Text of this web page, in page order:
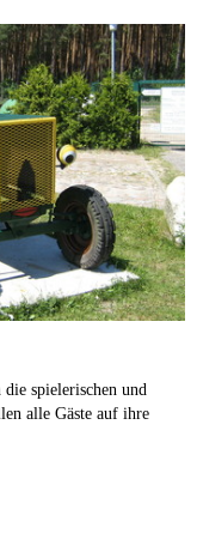
spielerischen und
alle Gäste auf ihre